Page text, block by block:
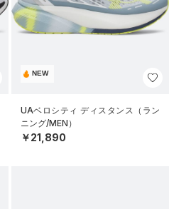
NEW
UAベロシティ ディスタンス（ラン
ニング/MEN）
￥21,890